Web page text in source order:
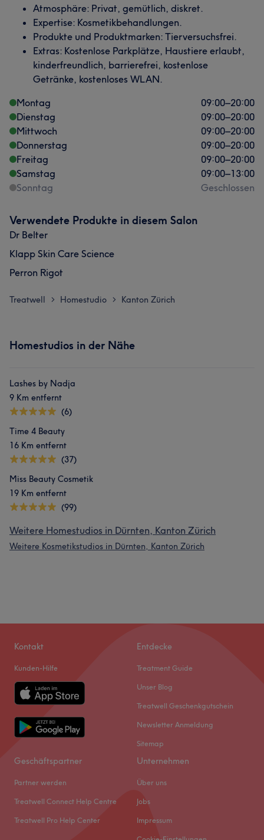
Atmosphäre: Privat, gemütlich, diskret.
Expertise: Kosmetikbehandlungen.
Produkte und Produktmarken: Tierversuchsfrei.
Extras: Kostenlose Parkplätze, Haustiere erlaubt,
kinderfreundlich, barrierefrei, kostenlose
Getränke, kostenloses WLAN.
Montag
09:00–20:00
Dienstag
09:00–20:00
Mittwoch
09:00–20:00
Donnerstag
09:00–20:00
Freitag
09:00–20:00
Samstag
09:00–13:00
Sonntag
Geschlossen
Verwendete Produkte in diesem Salon
Dr Belter
Klapp Skin Care Science
Perron Rigot
Treatwell > Homestudio > Kanton Zürich
Homestudios in der Nähe
Lashes by Nadja
9 Km entfernt
(6)
Time 4 Beauty
16 Km entfernt
(37)
Miss Beauty Cosmetik
19 Km entfernt
(99)
Weitere Homestudios in Dürnten, Kanton Zürich
Weitere Kosmetikstudios in Dürnten, Kanton Zürich
Kontakt
Kunden-Hilfe
Entdecke
Treatment Guide
Unser Blog
Treatwell Geschenkgutschein
Newsletter Anmeldung
Sitemap
Geschäftspartner
Partner werden
Treatwell Connect Help Centre
Treatwell Pro Help Center
Unternehmen
Über uns
Jobs
Impressum